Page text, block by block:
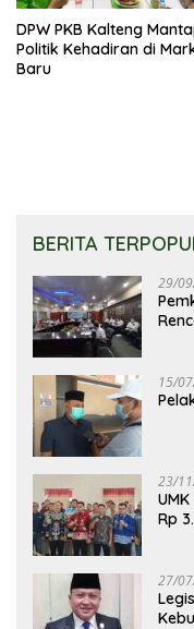
DPW PKB Kalteng
Politik Kehadiran di
Baru
BERITA
29/
15/
23/
Rp
27/